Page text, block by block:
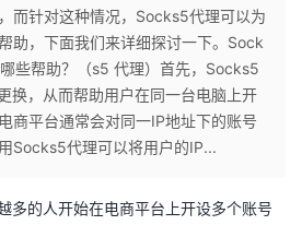
而针对这种情况，Socks5代理可以为
助，下面我们来详细探讨一下。Sock
些帮助？（s5 代理）首先，Socks5
换，从而帮助用户在同一台电脑上开
商平台通常会对同一IP地址下的账号
Socks5代理可以将用户的IP...
多的人开始在电商平台上开设多个账号